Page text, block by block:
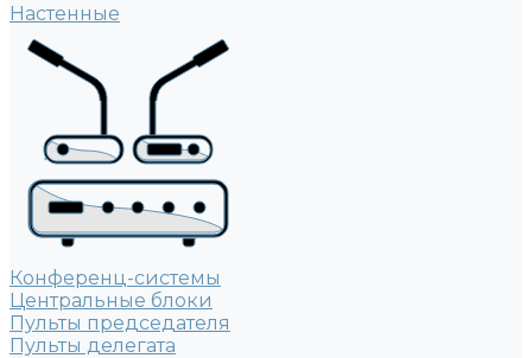
Настенные
Конференц-системы
Центральные блоки
Пульты председателя
Пульты делегата